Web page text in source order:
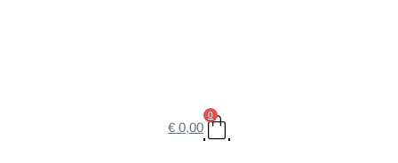
€ 0,00
0